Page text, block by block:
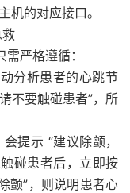
机的对应接口。
严格遵循：
分析患者的心跳节
不要触碰患者”，所
提示 “建议除颤，
碰患者后，立即按
颤”，则说明患者心